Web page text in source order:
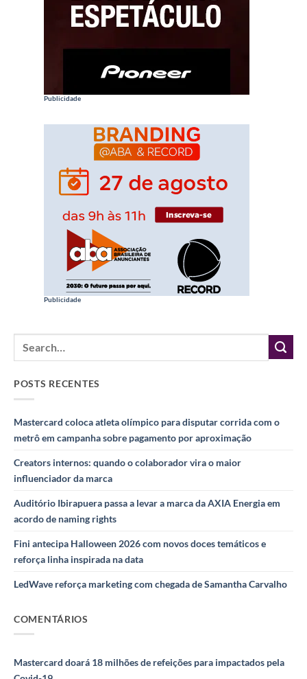
Publicidade
Publicidade
POSTS RECENTES
Mastercard coloca atleta olímpico para disputar corrida com o
metrô em campanha sobre pagamento por aproximação
Creators internos: quando o colaborador vira o maior
influenciador da marca
Auditório Ibirapuera passa a levar a marca da AXIA Energia em
acordo de naming rights
Fini antecipa Halloween 2026 com novos doces temáticos e
reforça linha inspirada na data
LedWave reforça marketing com chegada de Samantha Carvalho
COMENTÁRIOS
Mastercard doará 18 milhões de refeições para impactados pela